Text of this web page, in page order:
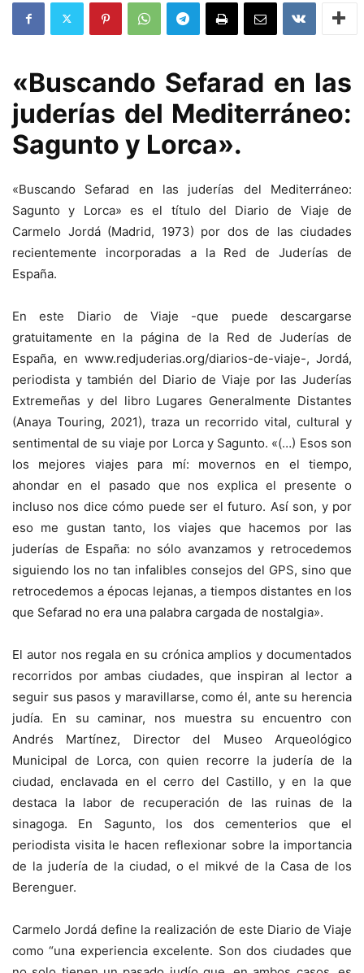
«Buscando Sefarad en las
juderías del Mediterráneo:
Sagunto y Lorca».
«Buscando Sefarad en las juderías del Mediterráneo:
Sagunto y Lorca» es el título del Diario de Viaje de
Carmelo Jordá (Madrid, 1973) por dos de las ciudades
recientemente incorporadas a la Red de Juderías de
España.
En este Diario de Viaje -que puede descargarse
gratuitamente en la página de la Red de Juderías de
España, en www.redjuderias.org/diarios-de-viaje-, Jordá,
periodista y también del Diario de Viaje por las Juderías
Extremeñas y del libro Lugares Generalmente Distantes
(Anaya Touring, 2021), traza un recorrido vital, cultural y
sentimental de su viaje por Lorca y Sagunto. «(…) Esos son
los mejores viajes para mí: movernos en el tiempo,
ahondar en el pasado que nos explica el presente o
incluso nos dice cómo puede ser el futuro. Así son, y por
eso me gustan tanto, los viajes que hacemos por las
juderías de España: no sólo avanzamos y retrocedemos
siguiendo los no tan infalibles consejos del GPS, sino que
retrocedemos a épocas lejanas, a tiempos distantes en los
que Sefarad no era una palabra cargada de nostalgia».
El autor nos regala en su crónica amplios y documentados
recorridos por ambas ciudades, que inspiran al lector a
seguir sus pasos y maravillarse, como él, ante su herencia
judía. En su caminar, nos muestra su encuentro con
Andrés Martínez, Director del Museo Arqueológico
Municipal de Lorca, con quien recorre la judería de la
ciudad, enclavada en el cerro del Castillo, y en la que
destaca la labor de recuperación de las ruinas de la
sinagoga. En Sagunto, los dos cementerios que el
periodista visita le hacen reflexionar sobre la importancia
de la judería de la ciudad, o el mikvé de la Casa de los
Berenguer.
Carmelo Jordá define la realización de este Diario de Viaje
como “una experiencia excelente. Son dos ciudades que